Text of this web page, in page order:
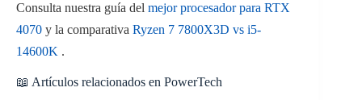
Consulta nuestra guía del mejor procesador para RTX
4070 y la comparativa Ryzen 7 7800X3D vs i5-
14600K .
📖 Artículos relacionados en PowerTech